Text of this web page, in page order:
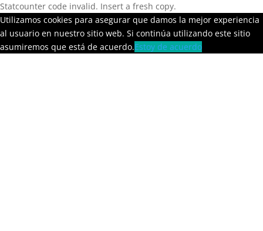
Statcounter code invalid. Insert a fresh copy.
Utilizamos cookies para asegurar que damos la mejor experiencia
al usuario en nuestro sitio web. Si continúa utilizando este sitio
asumiremos que está de acuerdo.Estoy de acuerdo